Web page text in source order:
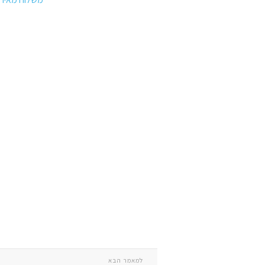
למאמר הבא